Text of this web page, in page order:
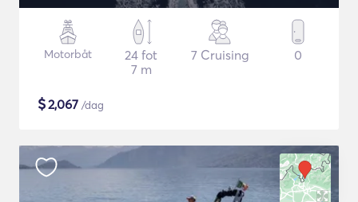
Motorbåt
24 fot
7 m
7 Cruising 0
$2,067 /dag